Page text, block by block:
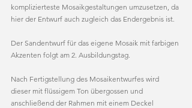
komplizierteste Mosaikgestaltungen umzusetzen, da
hier der Entwurf auch zugleich das Endergebnis ist.
Der Sandentwurf für das eigene Mosaik mit farbigen
Akzenten folgt am 2. Ausbildungstag.
Nach Fertigstellung des Mosaikentwurfes wird
dieser mit flüssigem Ton übergossen und
anschließend der Rahmen mit einem Deckel